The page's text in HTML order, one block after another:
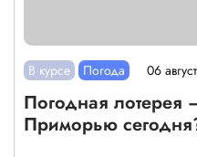
В курсе Погода 06
Погодная лотерея
Приморью